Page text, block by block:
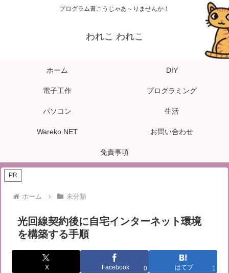
プログラム書こうじゃあ～りませんか！
われこ われこ
ホーム DIY
電子工作 プログラミング
パソコン 生活
Wareko.NET お問い合わせ
免責事項
PR
ホーム 未分類
光回線契約後に自宅インターネット環境
を構築する手順
X Facebook 0 はてブ 1